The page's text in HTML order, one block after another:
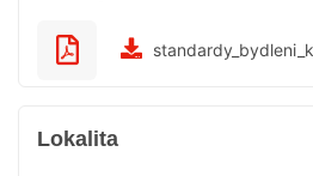
Lokalita